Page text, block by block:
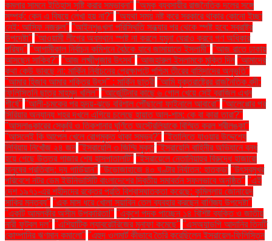
কমলার সামনে ইতিহাস সৃষ্টি করার সম্ভাবনা" "অমুক ব্যবসায়ীর রাজনৈতিক দলের সঙ্গে
সম্পর্ক: কেন এ বিষয়ে লেখা হয় না?" "অযথা সময় নষ্ট করে সরকারে থাকার কোনো ইচ্ছা
নেই: আসিফ নজরুল" "আইনশৃঙ্খলা পরিস্থিতি সন্ধ্যার পর থেকে স্পষ্ট হবে: স্বরাষ্ট্র
উপদেষ্টা" "আওয়ামী লীগের অবস্থান স্পষ্ট না করলে যমুনা ঘেরাও করবে গণ অধিকার
পরিষদ" "আগামীকাল নির্বাচন কমিশনে বৈঠকে যাবে জামায়াতে ইসলামী" "আজ রাতে ঢাকায়
আসছেন সাকিব?" "আজ লক্ষ্মীপূজার উৎসব" "আজহারুল ইসলামকে মুক্তি দিন "আমাদের
কথা কেউ ভাবছে না: মার্কিন নির্বাচনের প্রেক্ষাপটে পশ্চিম তীরের বাসিন্দাদের অনুভূতি"
"আমার হিজাব আমার শক্তির উৎস" : মার্কিন ছাত্রী "আমি যুক্তরাষ্ট্রের রাজনৈতিক বন্দী:
ফিলিস্তিনি ছাত্র মাহমুদ খলিল" "আর্জেন্টিনার কাছে ৬ গোল খেয়ে সেই ব্রাজিল এখন
শীর্ষে" "আলী-চমকের পর হৃদয়-ঝড়ে বরিশাল পৌঁছালো ফাইনালে আবারো" "আলেপ্পোর পর
সিরিয়ার অন্যান্য শহর দখলে এগিয়ে চলেছে হায়াত আল-শাম: কে বা কারা তারা?"
"আসলাঙ্কারের সেঞ্চুরি ও তিকশানার ঘূর্ণিতে অস্ট্রেলিয়াকে বিস্মিত করল শ্রীলঙ্কা"
"আসলেই কি আপেল খেলে রোগমুক্ত থাকা সম্ভব?" "ইতালিতে যাওয়ার উদ্দেশ্যে
লিবিয়ায় নিখোঁজ ২৪ জন "ইসরায়েলি ৩ জিম্মি মুক্ত "ইসরায়েলি বাহিনীর অভিযানে বন্ধ
হয়ে গেছে উত্তর গাজার শেষ হাসপাতালটি" "ইসরায়েলে নেতানিয়াহুর বিরুদ্ধে হাজারো
মানুষের প্রতিবাদ: দ্য গার্ডিয়ান" "উড়োজাহাজে ৪০ ঘণ্টার নির্যাতন: হাতকড়া "উৎসবমুখর
পরিবেশে নটর ডেম ইউনিভার্সিটি বাংলাদেশের দ্বিতীয় সমাবর্তন সফলভাবে অনুষ্ঠিত" "এই
দেশ ১৯৭১-এর শহীদদের রক্তের প্রতি বিশ্বাসঘাতকতা করেছে: কুমিল্লায় জোনায়েদ
সাকির মন্তব্য" "এক মাস ধরে খোলা সয়াবিন তেল ব্যবহার করছেন বাণিজ্য উপদেষ্টা"
"একটি আমলকীর অসীম উপকারিতা!" "একুশে পদক পাচ্ছেন ১৪ বিশিষ্ট ব্যক্তি ও জাতীয়
নারী ফুটবল দল" "এশিয়াটিক ল্যাবরেটরিজের মুনাফা কমেছে" "এসঅ্যান্ডপি আদানির তিনটি
কোম্পানির ঋণমান কমালো" "এহুদ ওলমার্ট কীভাবে তৈরি করেছিলেন ইসরায়েল-ফিলিস্তিন